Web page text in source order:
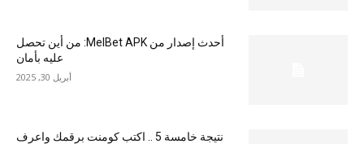
أحدث إصدار من MelBet APK: من أين تحصل
عليه بأمان
أبريل 30, 2025
نتيجة خامسة 5 .. اكتب كومنت برقمك واعرف